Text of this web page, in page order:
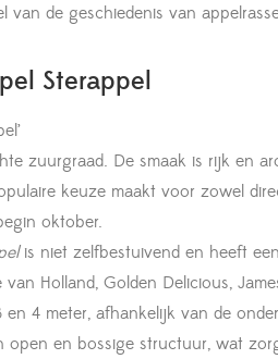
van de geschiedenis van
Sterappel
zuurgraad. De smaak is rijk en
keuze maakt voor zowel
oktober.
is niet zelfbestuivend en heeft
Holland, Golden Delicious,
en 4 meter, afhankelijk van de
open en bossige structuur, wat